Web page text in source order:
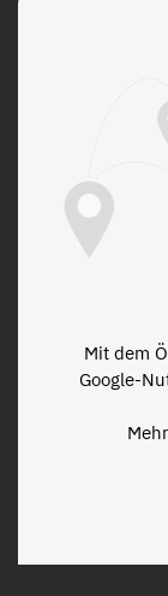
Mit dem
Google-